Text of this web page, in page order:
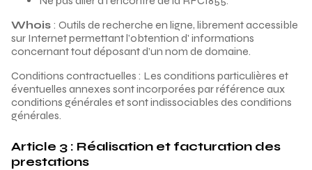
Whois : Outils de recherche en ligne, librement accessible
sur Internet permettant l’obtention d' informations
concernant tout déposant d’un nom de domaine.
Conditions contractuelles : Les conditions particulières et
éventuelles annexes sont incorporées par référence aux
conditions générales et sont indissociables des conditions
générales.
Article 3 : Réalisation et facturation des
prestations